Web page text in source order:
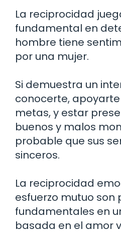
La reciprocidad
fundamental en
hombre tiene
por una mujer.
Si demuestra un
conocerte,
metas, y estar
buenos y malos
probable que sus
sinceros.
La reciprocidad
esfuerzo mutuo son
fundamentales en
basada en el amor